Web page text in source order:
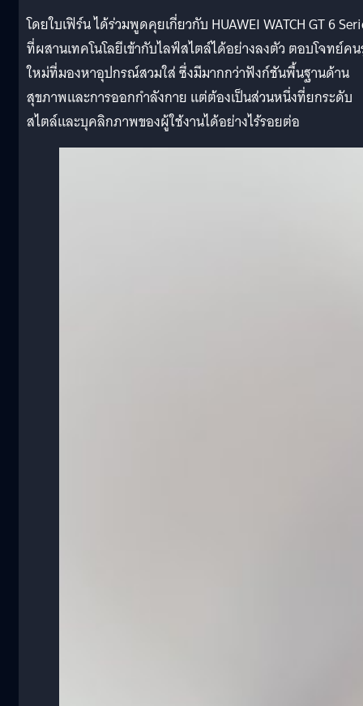
โดยใบเฟิร์น ได้ร่วมพูดคุยเกี่ยวกับ HUAWEI WATCH GT 6
ที่ผสานเทคโนโลยีเข้ากับไลฟ์สไตล์ได้อย่างลงตัว ตอบโจทย์ค
ใหม่ที่มองหาอุปกรณ์สวมใส่ ซึ่งมีมากกว่าฟังก์ชันพื้นฐานด้าน
สุขภาพและการออกกำลังกาย แต่ต้องเป็นส่วนหนึ่งที่ยกระดับ
สไตล์และบุคลิกภาพของผู้ใช้งานได้อย่างไร้รอยต่อ